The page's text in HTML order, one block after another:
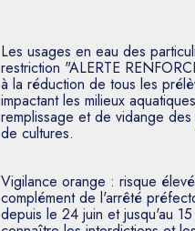
Les usages en eau des
restriction "ALERTE
à la réduction de tous les
impactant les milieux
remplissage et de vidange
de cultures.
Vigilance orange : risque
complément de l'arrêté
depuis le 24 juin et jusqu'au